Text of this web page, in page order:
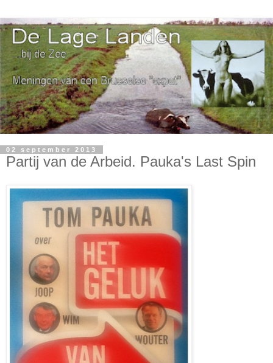
02 september 2013
Partij van de Arbeid. Pauka's Last Spin